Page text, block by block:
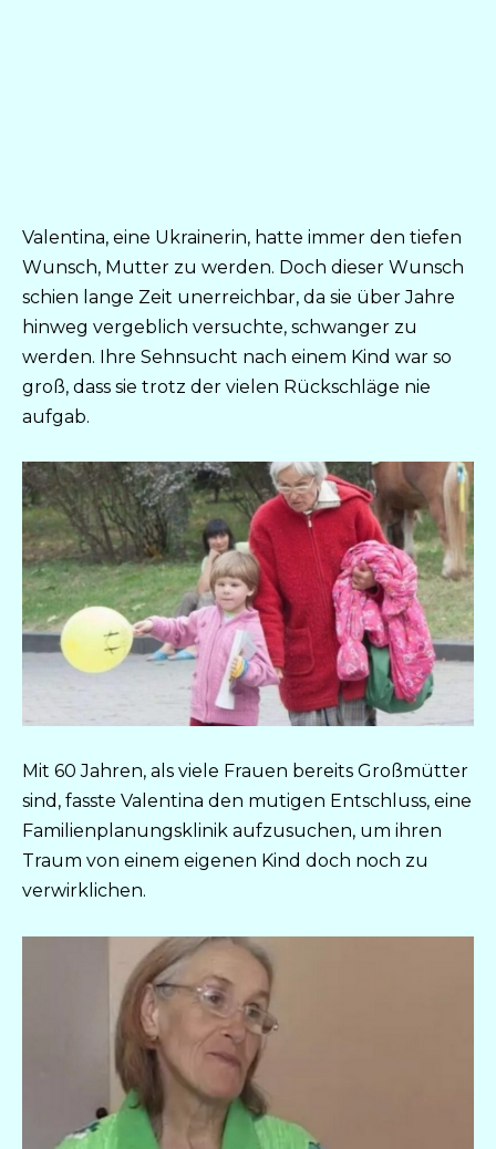
Valentina, eine Ukrainerin, hatte immer den tiefen
Wunsch, Mutter zu werden. Doch dieser Wunsch
schien lange Zeit unerreichbar, da sie über Jahre
hinweg vergeblich versuchte, schwanger zu
werden. Ihre Sehnsucht nach einem Kind war so
groß, dass sie trotz der vielen Rückschläge nie
aufgab.
Mit 60 Jahren, als viele Frauen bereits Großmütter
sind, fasste Valentina den mutigen Entschluss, eine
Familienplanungsklinik aufzusuchen, um ihren
Traum von einem eigenen Kind doch noch zu
verwirklichen.